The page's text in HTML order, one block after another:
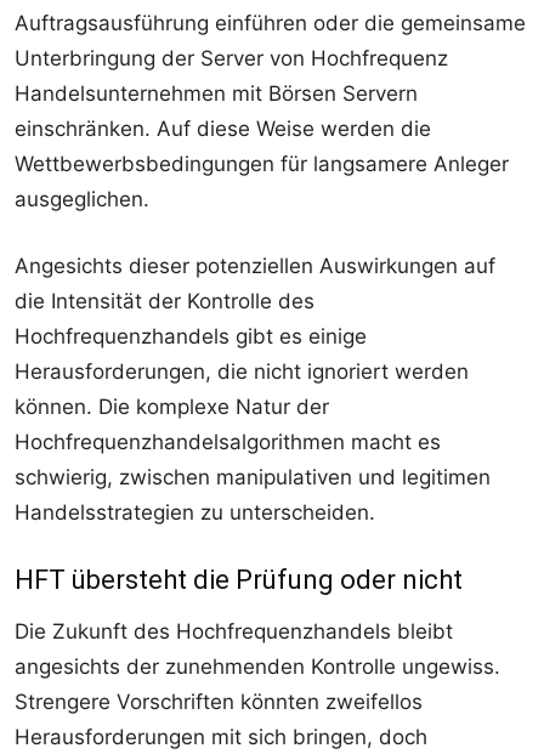
Auftragsausführung einführen oder die gemeinsame
Unterbringung der Server von Hochfrequenz
Handelsunternehmen mit Börsen Servern
einschränken. Auf diese Weise werden die
Wettbewerbsbedingungen für langsamere Anleger
ausgeglichen.
Angesichts dieser potenziellen Auswirkungen auf
die Intensität der Kontrolle des
Hochfrequenzhandels gibt es einige
Herausforderungen, die nicht ignoriert werden
können. Die komplexe Natur der
Hochfrequenzhandelsalgorithmen macht es
schwierig, zwischen manipulativen und legitimen
Handelsstrategien zu unterscheiden.
HFT übersteht die Prüfung oder nicht
Die Zukunft des Hochfrequenzhandels bleibt
angesichts der zunehmenden Kontrolle ungewiss.
Strengere Vorschriften könnten zweifellos
Herausforderungen mit sich bringen, doch